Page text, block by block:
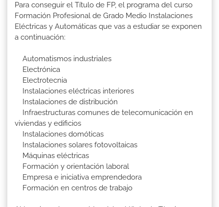
Para conseguir el Título de FP, el programa del curso
Formación Profesional de Grado Medio Instalaciones
Eléctricas y Automáticas que vas a estudiar se exponen
a continuación:
Automatismos industriales
Electrónica
Electrotecnia
Instalaciones eléctricas interiores
Instalaciones de distribución
Infraestructuras comunes de telecomunicación en
viviendas y edificios
Instalaciones domóticas
Instalaciones solares fotovoltaicas
Máquinas eléctricas
Formación y orientación laboral
Empresa e iniciativa emprendedora
Formación en centros de trabajo